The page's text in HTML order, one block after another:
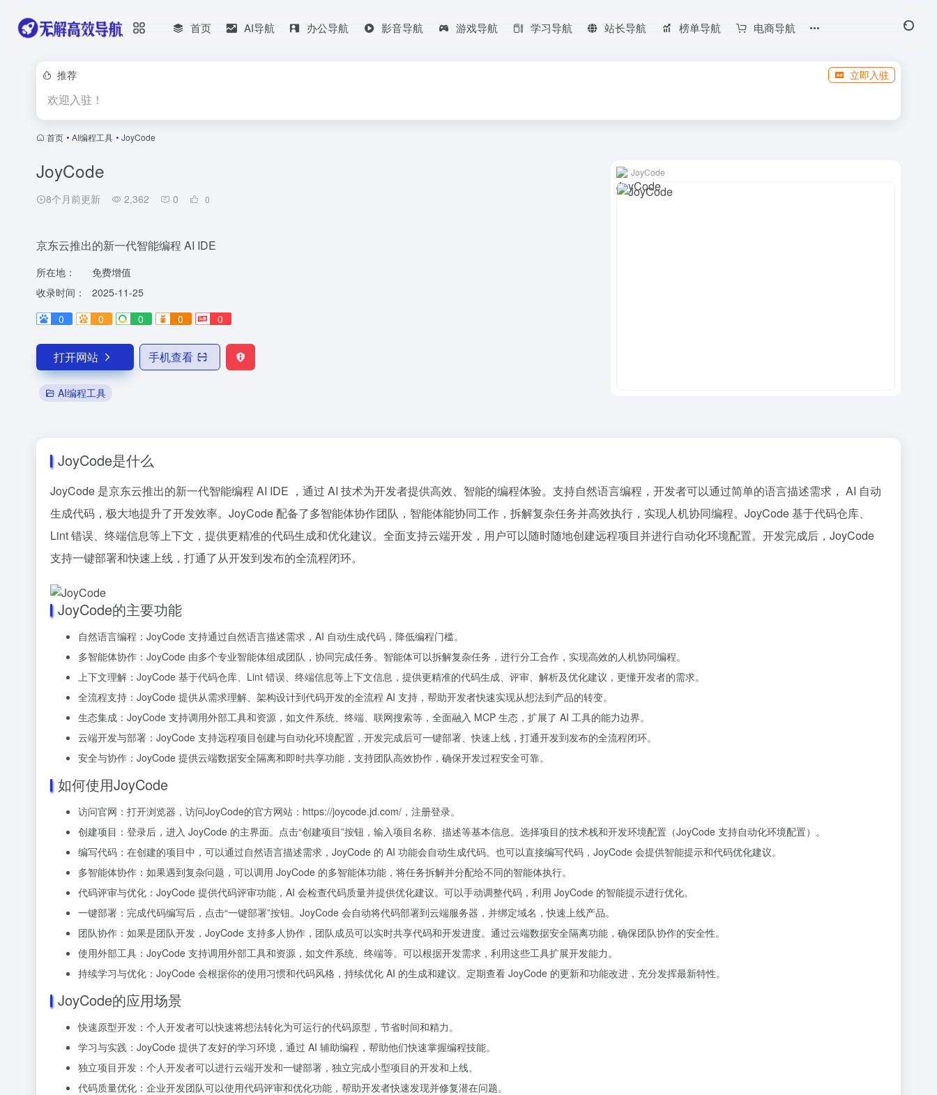
首页 AI导航 办公导航 影音导航 游戏导航 学习导航 站长导航 榜单导航 电商导航
推荐 立即入驻
欢迎入驻！
首页 • AI编程工具 • JoyCode
JoyCode
8个月前更新 2,362 0 0
京东云推出的新一代智能编程 AI IDE
所在地：
免费增值
收录时间：
2025-11-25
0
0 0 0 0
打开网站 手机查看
AI编程工具
JoyCode
JoyCode是什么
JoyCode 是京东云推出的新一代智能编程 AI IDE ，通过 AI 技术为开发者提供高效、智能的编程体验。支持自然语言编程，开发者可以通过简单的语言描述需求， AI 自动
生成代码，极大地提升了开发效率。JoyCode 配备了多智能体协作团队，智能体能协同工作，拆解复杂任务并高效执行，实现人机协同编程。JoyCode 基于代码仓库、
Lint 错误、终端信息等上下文，提供更精准的代码生成和优化建议。全面支持云端开发，用户可以随时随地创建远程项目并进行自动化环境配置。开发完成后，JoyCode
支持一键部署和快速上线，打通了从开发到发布的全流程闭环。
JoyCode的主要功能
自然语言编程：JoyCode 支持通过自然语言描述需求，AI 自动生成代码，降低编程门槛。
多智能体协作：JoyCode 由多个专业智能体组成团队，协同完成任务。智能体可以拆解复杂任务，进行分工合作，实现高效的人机协同编程。
上下文理解：JoyCode 基于代码仓库、Lint 错误、终端信息等上下文信息，提供更精准的代码生成、评审、解析及优化建议，更懂开发者的需求。
全流程支持：JoyCode 提供从需求理解、架构设计到代码开发的全流程 AI 支持，帮助开发者快速实现从想法到产品的转变。
生态集成：JoyCode 支持调用外部工具和资源，如文件系统、终端、联网搜索等，全面融入 MCP 生态，扩展了 AI 工具的能力边界。
云端开发与部署：JoyCode 支持远程项目创建与自动化环境配置，开发完成后可一键部署、快速上线，打通开发到发布的全流程闭环。
安全与协作：JoyCode 提供云端数据安全隔离和即时共享功能，支持团队高效协作，确保开发过程安全可靠。
如何使用JoyCode
访问官网：打开浏览器，访问JoyCode的官方网站：https://joycode.jd.com/，注册登录。
创建项目：登录后，进入 JoyCode 的主界面。点击“创建项目”按钮，输入项目名称、描述等基本信息。选择项目的技术栈和开发环境配置（JoyCode 支持自动化环境配置）。
编写代码：在创建的项目中，可以通过自然语言描述需求，JoyCode 的 AI 功能会自动生成代码。也可以直接编写代码，JoyCode 会提供智能提示和代码优化建议。
多智能体协作：如果遇到复杂问题，可以调用 JoyCode 的多智能体功能，将任务拆解并分配给不同的智能体执行。
代码评审与优化：JoyCode 提供代码评审功能，AI 会检查代码质量并提供优化建议。可以手动调整代码，利用 JoyCode 的智能提示进行优化。
一键部署：完成代码编写后，点击“一键部署”按钮。JoyCode 会自动将代码部署到云端服务器，并绑定域名，快速上线产品。
团队协作：如果是团队开发，JoyCode 支持多人协作，团队成员可以实时共享代码和开发进度。通过云端数据安全隔离功能，确保团队协作的安全性。
使用外部工具：JoyCode 支持调用外部工具和资源，如文件系统、终端等。可以根据开发需求，利用这些工具扩展开发能力。
持续学习与优化：JoyCode 会根据你的使用习惯和代码风格，持续优化 AI 的生成和建议。定期查看 JoyCode 的更新和功能改进，充分发挥最新特性。
JoyCode的应用场景
快速原型开发：个人开发者可以快速将想法转化为可运行的代码原型，节省时间和精力。
学习与实践：JoyCode 提供了友好的学习环境，通过 AI 辅助编程，帮助他们快速掌握编程技能。
独立项目开发：个人开发者可以进行云端开发和一键部署，独立完成小型项目的开发和上线。
代码质量优化：企业开发团队可以使用代码评审和优化功能，帮助开发者快速发现并修复潜在问题。